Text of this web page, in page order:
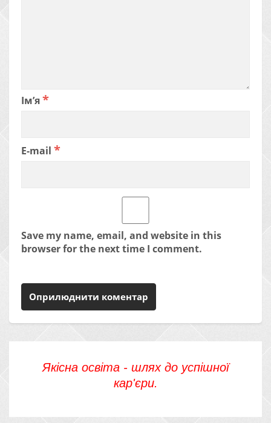
Ім’я*
E-mail *
Save my name, email, and website in this
browser for the next time I comment.
Якісна освіта - шлях до успішної
кар'єри.